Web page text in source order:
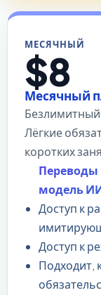
МЕСЯЧНЫЙ
$8
Месячный
Лёгкие
коротких
Переводы
модель
Доступ к
Доступ к
Подходит,